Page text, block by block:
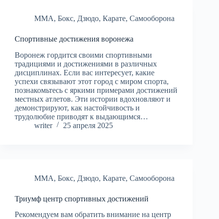
MMA, Бокс, Дзюдо, Карате, Самооборона
Спортивные достижения воронежа
Воронеж гордится своими спортивными
традициями и достижениями в различных
дисциплинах. Если вас интересует, какие
успехи связывают этот город с миром спорта,
познакомьтесь с яркими примерами достижений
местных атлетов. Эти истории вдохновляют и
демонстрируют, как настойчивость и
трудолюбие приводят к выдающимся…
writer
25 апреля 2025
MMA, Бокс, Дзюдо, Карате, Самооборона
Триумф центр спортивных достижений
Рекомендуем вам обратить внимание на центр